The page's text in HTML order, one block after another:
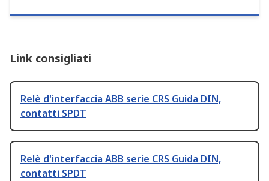
Link consigliati
Relè d'interfaccia ABB serie CRS Guida DIN,
contatti SPDT
Relè d'interfaccia ABB serie CRS Guida DIN,
contatti SPDT